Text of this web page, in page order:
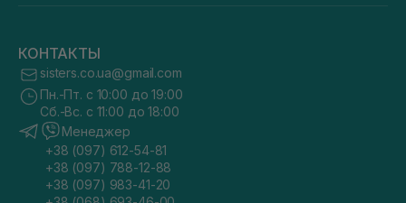
КОНТАКТЫ
sisters.co.ua@gmail.com
Пн.-Пт. с 10:00 до 19:00
Сб.-Вс. с 11:00 до 18:00
Менеджер
+38 (097) 612-54-81
+38 (097) 788-12-88
+38 (097) 983-41-20